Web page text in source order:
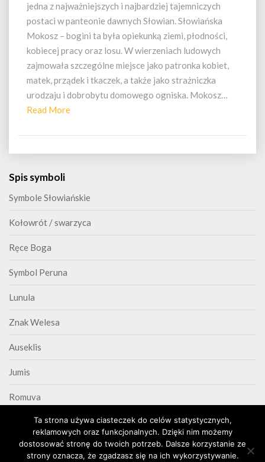
jedna z najważniejszych i najbardziej tajemniczych
postaci w panteonie dawnych Słowian. Słowiańska
Mokosz – bogini ta była opiekunką ziemi, płodności,
kobiecej pracy oraz losu. W wierzeniach ludowych
zajmowała szczególne miejsce jako patronka kobiet,
matek, prządek i tkaczek, a także jako strażniczka
urodzaju i dobrobytu domowego ogniska. Mokosz…
Read MoreRead
Spis symboli
Symbole Słowiańskie
Kołowrót / swarzyca
Ręce Boga
Symbol Peruna
Lunula
Znak Welesa
Auseklis
Jumis
Romuva
TriskelionTa strona używa ciasteczek do celów statystycznych,
reklamowych oraz funkcjonalnych. Dzięki nim możemy
dostosować stronę do twoich potrzeb. Dalsze korzystanie ze
strony oznacza, że zgadzasz się na ich wykorzystywanie.